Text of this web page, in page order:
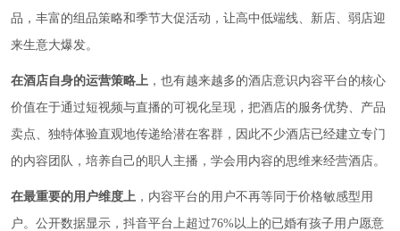
品，丰富的组品策略和季节大促活动，让高中低端线、新店、弱店迎
来生意大爆发。
在酒店自身的运营策略上 ，也有越来越多的酒店意识内容平台的核心
价值在于通过短视频与直播的可视化呈现，把酒店的服务优势、产品
卖点、独特体验直观地传递给潜在客群，因此不少酒店已经建立专门
的内容团队，培养自己的职人主播，学会用内容的思维来经营酒店。
在最重要的用户维度上 ，内容平台的用户不再等同于价格敏感型用
户。公开数据显示，抖音平台上超过76%以上的已婚有孩子用户愿意